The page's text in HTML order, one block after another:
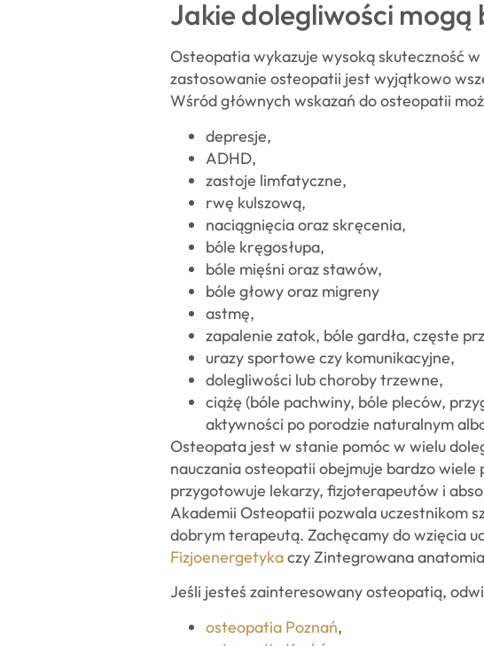
Jakie dolegliwości mogą
Osteopatia wykazuje wysoką skuteczność
zastosowanie osteopatii jest wyjątkowo
Wśród głównych wskazań do osteopatii
depresje,
ADHD,
zastoje limfatyczne,
rwę kulszową,
naciągnięcia oraz skręcenia,
bóle kręgosłupa,
bóle mięśni oraz stawów,
bóle głowy oraz migreny
astmę,
zapalenie zatok, bóle gardła, częste
urazy sportowe czy komunikacyjne,
dolegliwości lub choroby trzewne,
ciążę (bóle pachwiny, bóle pleców,
aktywności po porodzie naturalnym
Osteopata jest w stanie pomóc w wielu
nauczania osteopatii obejmuje bardzo
przygotowuje lekarzy, fizjoterapeutów i
Akademii Osteopatii pozwala uczestnikom
dobrym terapeutą. Zachęcamy do wzięcia
Fizjoenergetykaczy Zintegrowana
Jeśli jesteś zainteresowany osteopatią,
osteopatia Poznań,